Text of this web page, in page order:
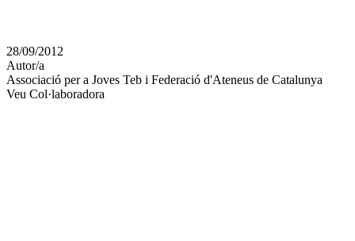
en
altres
xarxes
socials
28/09/2012
Autor/a
Associació per a Joves Teb i Federació d'Ateneus de Catalunya
Veu Col·laboradora